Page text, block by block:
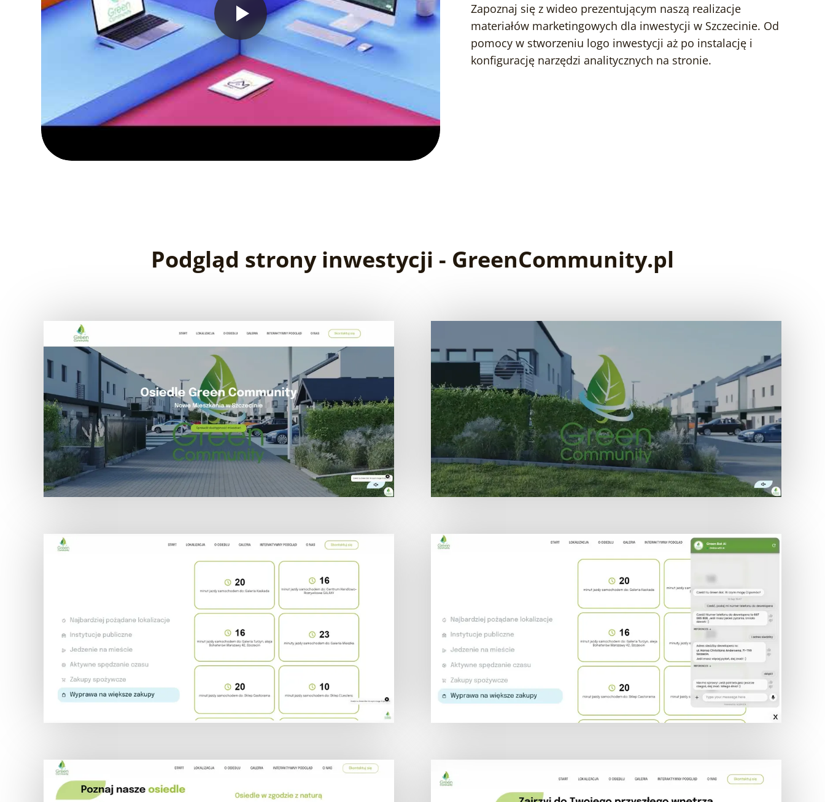
Zapoznaj się z wideo prezentującym naszą realizacje
materiałów marketingowych dla inwestycji w Szczecinie. Od
pomocy w stworzeniu logo inwestycji aż po instalację i
konfigurację narzędzi analitycznych na stronie.
Podgląd strony inwestycji - GreenCommunity.pl